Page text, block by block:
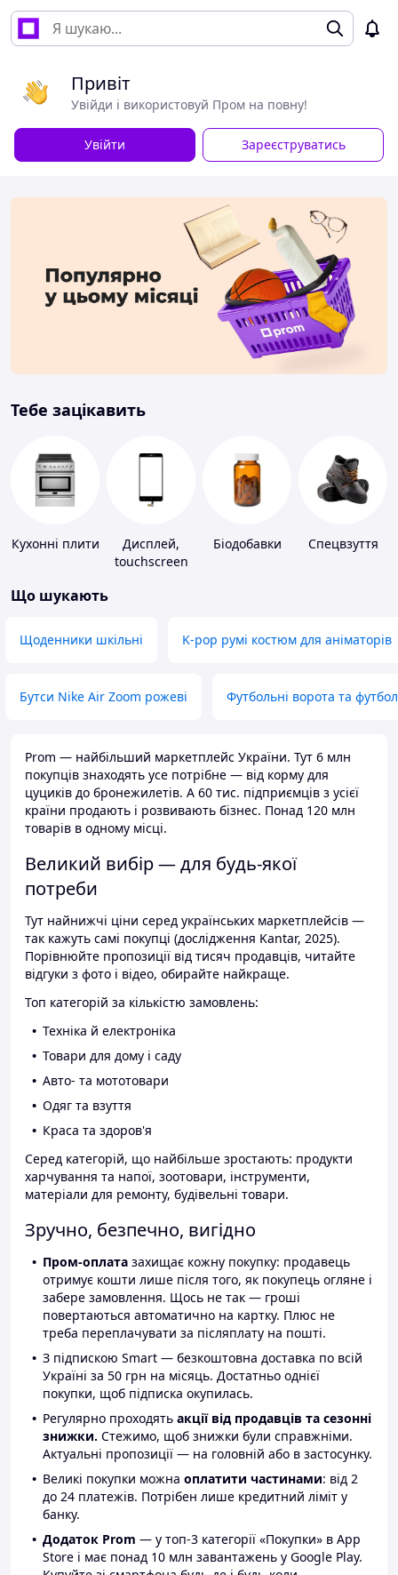
Привіт
Увійди і використовуй Пром на повну!
Увійти Зареєструватись
Тебе зацікавить
Кухонні плити
Дисплей,
touchscreen
Біодобавки Спецвзуття
Що шукають
Щоденники шкільні K-pop румі костюм для аніматорів
Бутси Nike Air Zoom рожеві Футбольні ворота та
Prom — найбільший маркетплейс України. Тут 6 млн
покупців знаходять усе потрібне — від корму для
цуциків до бронежилетів. А 60 тис. підприємців з усієї
країни продають і розвивають бізнес. Понад 120 млн
товарів в одному місці.
Великий вибір — для будь-якої
потреби
Тут найнижчі ціни серед українських маркетплейсів —
так кажуть самі покупці (дослідження Kantar, 2025).
Порівнюйте пропозиції від тисяч продавців, читайте
відгуки з фото і відео, обирайте найкраще.
Топ категорій за кількістю замовлень:
Техніка й електроніка
Товари для дому і саду
Авто- та мототовари
Одяг та взуття
Краса та здоров'я
Серед категорій, що найбільше зростають: продукти
харчування та напої, зоотовари, інструменти,
матеріали для ремонту, будівельні товари.
Зручно, безпечно, вигідно
Пром-оплата захищає кожну покупку: продавець
отримує кошти лише після того, як покупець огляне і
забере замовлення. Щось не так — гроші
повертаються автоматично на картку. Плюс не
треба переплачувати за післяплату на пошті.
З підпискою Smart — безкоштовна доставка по всій
Україні за 50 грн на місяць. Достатньо однієї
покупки, щоб підписка окупилась.
Регулярно проходять акції від продавців та сезонні
знижки. Стежимо, щоб знижки були справжніми.
Актуальні пропозиції — на головній або в застосунку.
Великі покупки можна оплатити частинами: від 2
до 24 платежів. Потрібен лише кредитний ліміт у
банку.
Додаток Prom — у топ-3 категорії «Покупки» в App
Store і має понад 10 млн завантажень у Google Play.